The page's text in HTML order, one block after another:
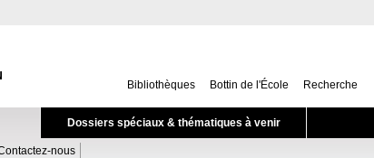
Bibliothèques Bottin de l'École Recherche
Dossiers spéciaux & thématiques à venir
nous